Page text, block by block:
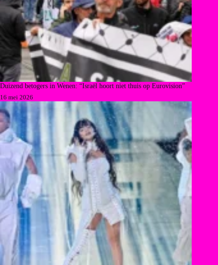
Duizend betogers in Wenen: “Israël hoort niet thuis op Eurovision”
16 mei 2026